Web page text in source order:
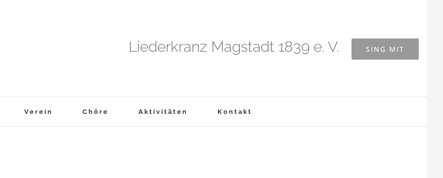
Liederkranz Magstadt 1839 e. V. SING MIT
Verein Chöre Aktivitäten Kontakt